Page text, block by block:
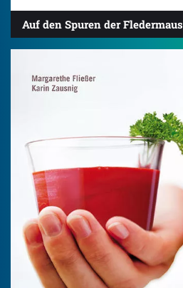
Auf den Spuren der Fledermaus